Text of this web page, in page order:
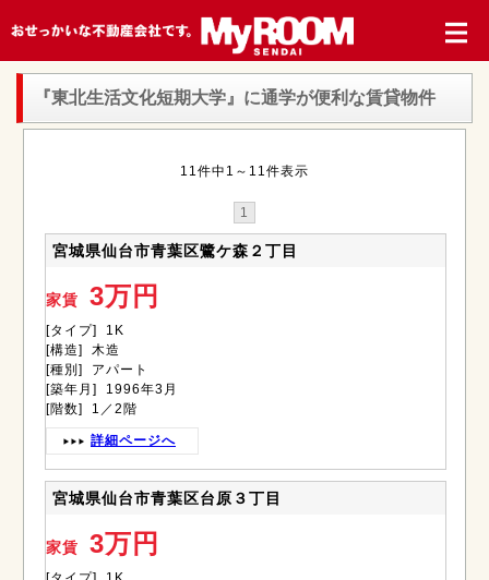
『東北生活文化短期大学』 に通学が便利な賃貸物件
11件中1～11件表示
1
宮城県仙台市青葉区鷺ケ森２丁目
家賃 3万円
[タイプ] 1K
[構造] 木造
[種別] アパート
[築年月] 1996年3月
[階数] 1／2階
詳細ページへ
宮城県仙台市青葉区台原３丁目
家賃 3万円